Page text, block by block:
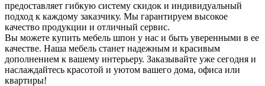
предоставляет гибкую систему скидок и индивидуальный
подход к каждому заказчику. Мы гарантируем высокое
качество продукции и отличный сервис.
Вы можете купить мебель шпон у нас и быть уверенными в ее
качестве. Наша мебель станет надежным и красивым
дополнением к вашему интерьеру. Заказывайте уже сегодня и
наслаждайтесь красотой и уютом вашего дома, офиса или
квартиры!